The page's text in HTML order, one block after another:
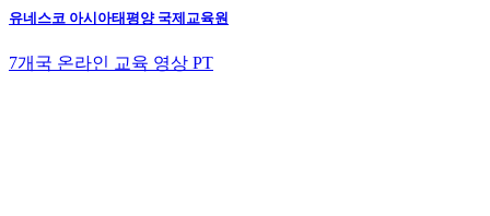
유네스코 아시아태평양 국제교육원
7개국 온라인 교육 영상 PT